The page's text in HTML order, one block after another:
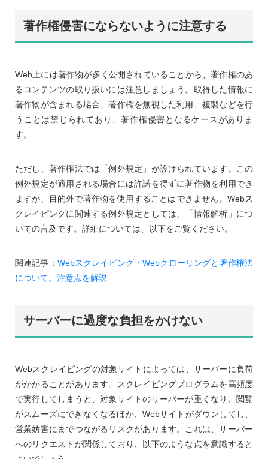
著作権侵害にならないように注意する
Web上には著作物が多く公開されていることから、著作権のあ
るコンテンツの取り扱いには注意しましょう。取得した情報に
著作物が含まれる場合、著作権を無視した利用、複製などを行
うことは禁じられており、著作権侵害となるケースがありま
す。
ただし、著作権法では「例外規定」が設けられています。この
例外規定が適用される場合には許諾を得ずに著作物を利用でき
ますが、目的外で著作物を使用することはできません。Webス
クレイピングに関連する例外規定としては、「情報解析」につ
いての言及です。詳細については、以下をご覧ください。
関連記事： Webスクレイピング・Webクローリングと著作権法
について。注意点を解説
サーバーに過度な負担をかけない
Webスクレイピングの対象サイトによっては、サーバーに負荷
がかかることがあります。スクレイピングプログラムを高頻度
で実行してしまうと、対象サイトのサーバーが重くなり、閲覧
がスムーズにできなくなるほか、Webサイトがダウンしてし、
営業妨害にまでつながるリスクがあります。これは、サーバー
へのリクエストが関係しており、以下のような点を意識すると